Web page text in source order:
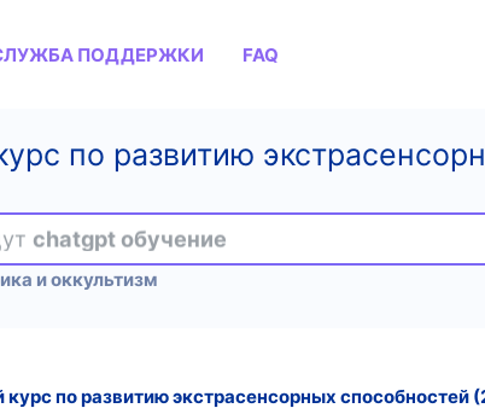
ПОДДЕРЖКИ FAQ
по развитию
chatgpt обучение
и оккультизм
по развитию экстрасенсорных способностей